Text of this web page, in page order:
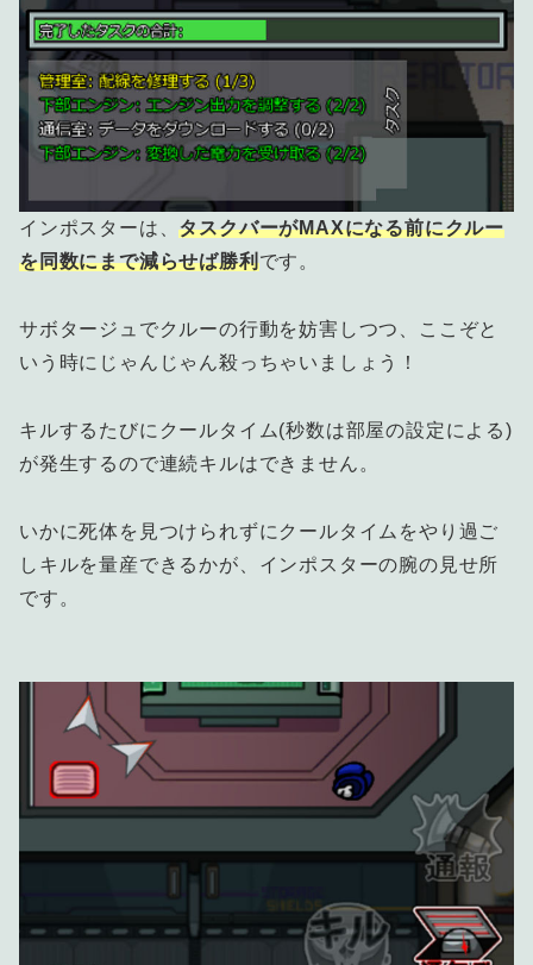
インポスターは、タスクバーがMAXになる前にクルー
を同数にまで減らせば勝利です。
サボタージュでクルーの行動を妨害しつつ、ここぞと
いう時にじゃんじゃん殺っちゃいましょう！
キルするたびにクールタイム(秒数は部屋の設定による)
が発生するので連続キルはできません。
いかに死体を見つけられずにクールタイムをやり過ご
しキルを量産できるかが、インポスターの腕の見せ所
です。